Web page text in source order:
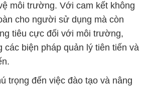
môi trường. Với cam kết không
cho người sử dụng mà còn
tiêu cực đối với môi trường,
các biện pháp quản lý tiên tiến và
trọng đến việc đào tạo và nâng